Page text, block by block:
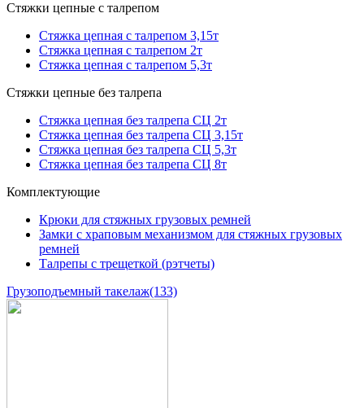
Стяжки цепные с талрепом
Стяжка цепная с талрепом 3,15т
Стяжка цепная с талрепом 2т
Стяжка цепная с талрепом 5,3т
Стяжки цепные без талрепа
Стяжка цепная без талрепа СЦ 2т
Стяжка цепная без талрепа СЦ 3,15т
Стяжка цепная без талрепа СЦ 5,3т
Стяжка цепная без талрепа СЦ 8т
Комплектующие
Крюки для стяжных грузовых ремней
Замки с храповым механизмом для стяжных грузовых
ремней
Талрепы с трещеткой (рэтчеты)
Грузоподъемный такелаж(133)